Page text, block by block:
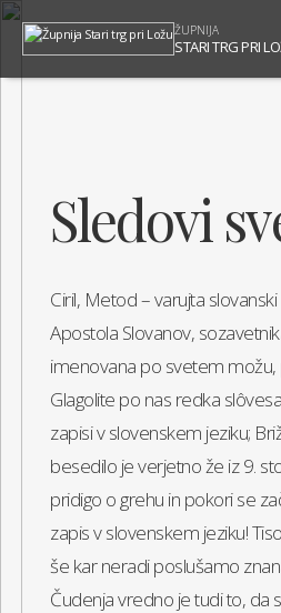
ŽUPNIJA
STARI TRG PRI
Sledovi
Ciril, Metod – varujta
Apostola Slovanov,
imenovana po svetem možu,
Glagolite po nas redka
zapisi v slovenskem jeziku;
besedilo je verjetno že iz 9.
pridigo o grehu in pokori se
zapis v slovenskem jeziku!
še kar neradi poslušamo
Čudenja vredno je tudi to, da